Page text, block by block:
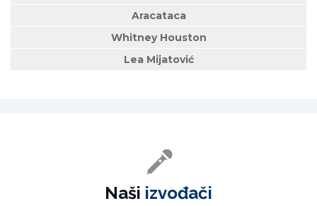
Aracataca
Whitney Houston
Lea Mijatović
Naši izvođači